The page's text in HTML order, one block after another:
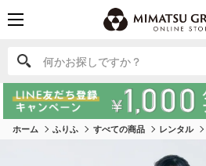
何かお探しですか？
何かお探しですか？
ホーム ふりふ すべての商品 レンタル